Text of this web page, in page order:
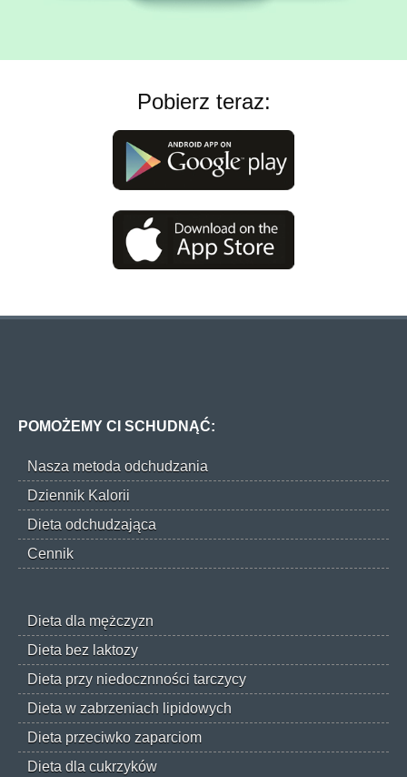
Pobierz teraz:
POMOŻEMY CI SCHUDNĄĆ:
Nasza metoda odchudzania
Dziennik Kalorii
Dieta odchudzająca
Cennik
Dieta dla mężczyzn
Dieta bez laktozy
Dieta przy niedocznności tarczycy
Dieta w zabrzeniach lipidowych
Dieta przeciwko zaparciom
Dieta dla cukrzyków